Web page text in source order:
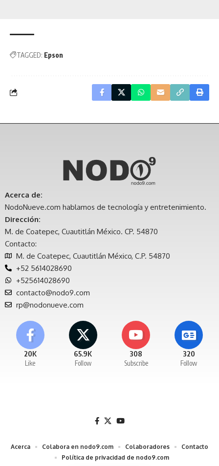
TAGGED: Epson
Acerca de:
NodoNueve.com hablamos de tecnología y entretenimiento.
Dirección:
M. de Coatepec, Cuautitlán México. CP. 54870
Contacto:
M. de Coatepec, Cuautitlán México, C.P. 54870
+52 5614028690
+525614028690
contacto@nodo9.com
rp@nodonueve.com
20K
Like
65.9K
Follow
308
Subscribe
320
Follow
Acerca Colabora en nodo9.com Colaboradores
Contacto
Política de privacidad de nodo9.com